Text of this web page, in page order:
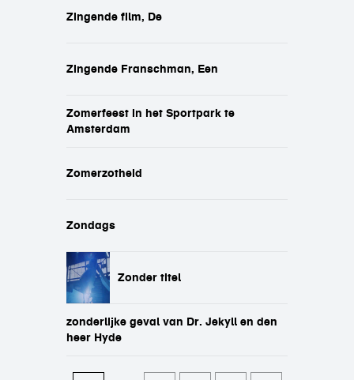
Zingende film, De
Zingende Franschman, Een
Zomerfeest in het Sportpark te
Amsterdam
Zomerzotheid
Zondags
Zonder titel
zonderlijke geval van Dr. Jekyll en den
heer Hyde